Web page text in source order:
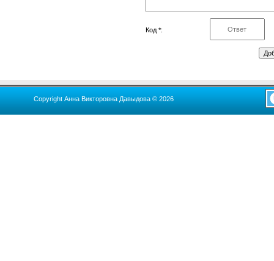
Код *:
Copyright Анна Викторовна Давыдова © 2026